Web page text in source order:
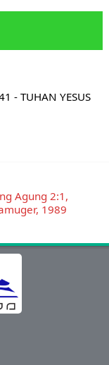
- TUHAN YESUS
Agung 2:1,
1989